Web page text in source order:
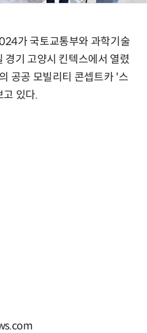
가 국토교통부와 과학기술
경기 고양시 킨텍스에서 열렸
공공 모빌리티 콘셉트카 '스
있다.